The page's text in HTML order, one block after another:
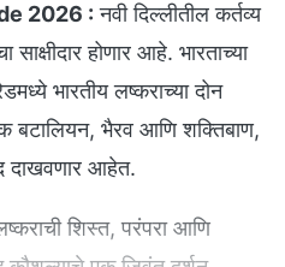
2026 : नवी दिल्लीतील कर्तव्य
साक्षीदार होणार आहे. भारताच्या
भारतीय लष्कराच्या दोन
भैरव आणि शक्तिबाण,
दाखवणार आहेत.
शिस्त, परंपरा आणि